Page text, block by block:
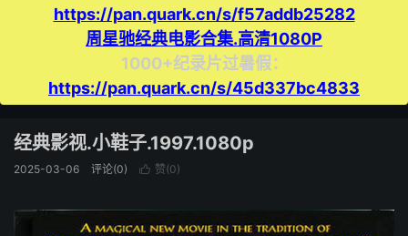
https://pan.quark.cn/s/f57addb25282
周星驰经典电影合集.高清1080P
1000+纪录片过暑假：
https://pan.quark.cn/s/45d337bc4833
经典影视.小鞋子.1997.1080p
2025-03-06 评论(0)  赞(0)